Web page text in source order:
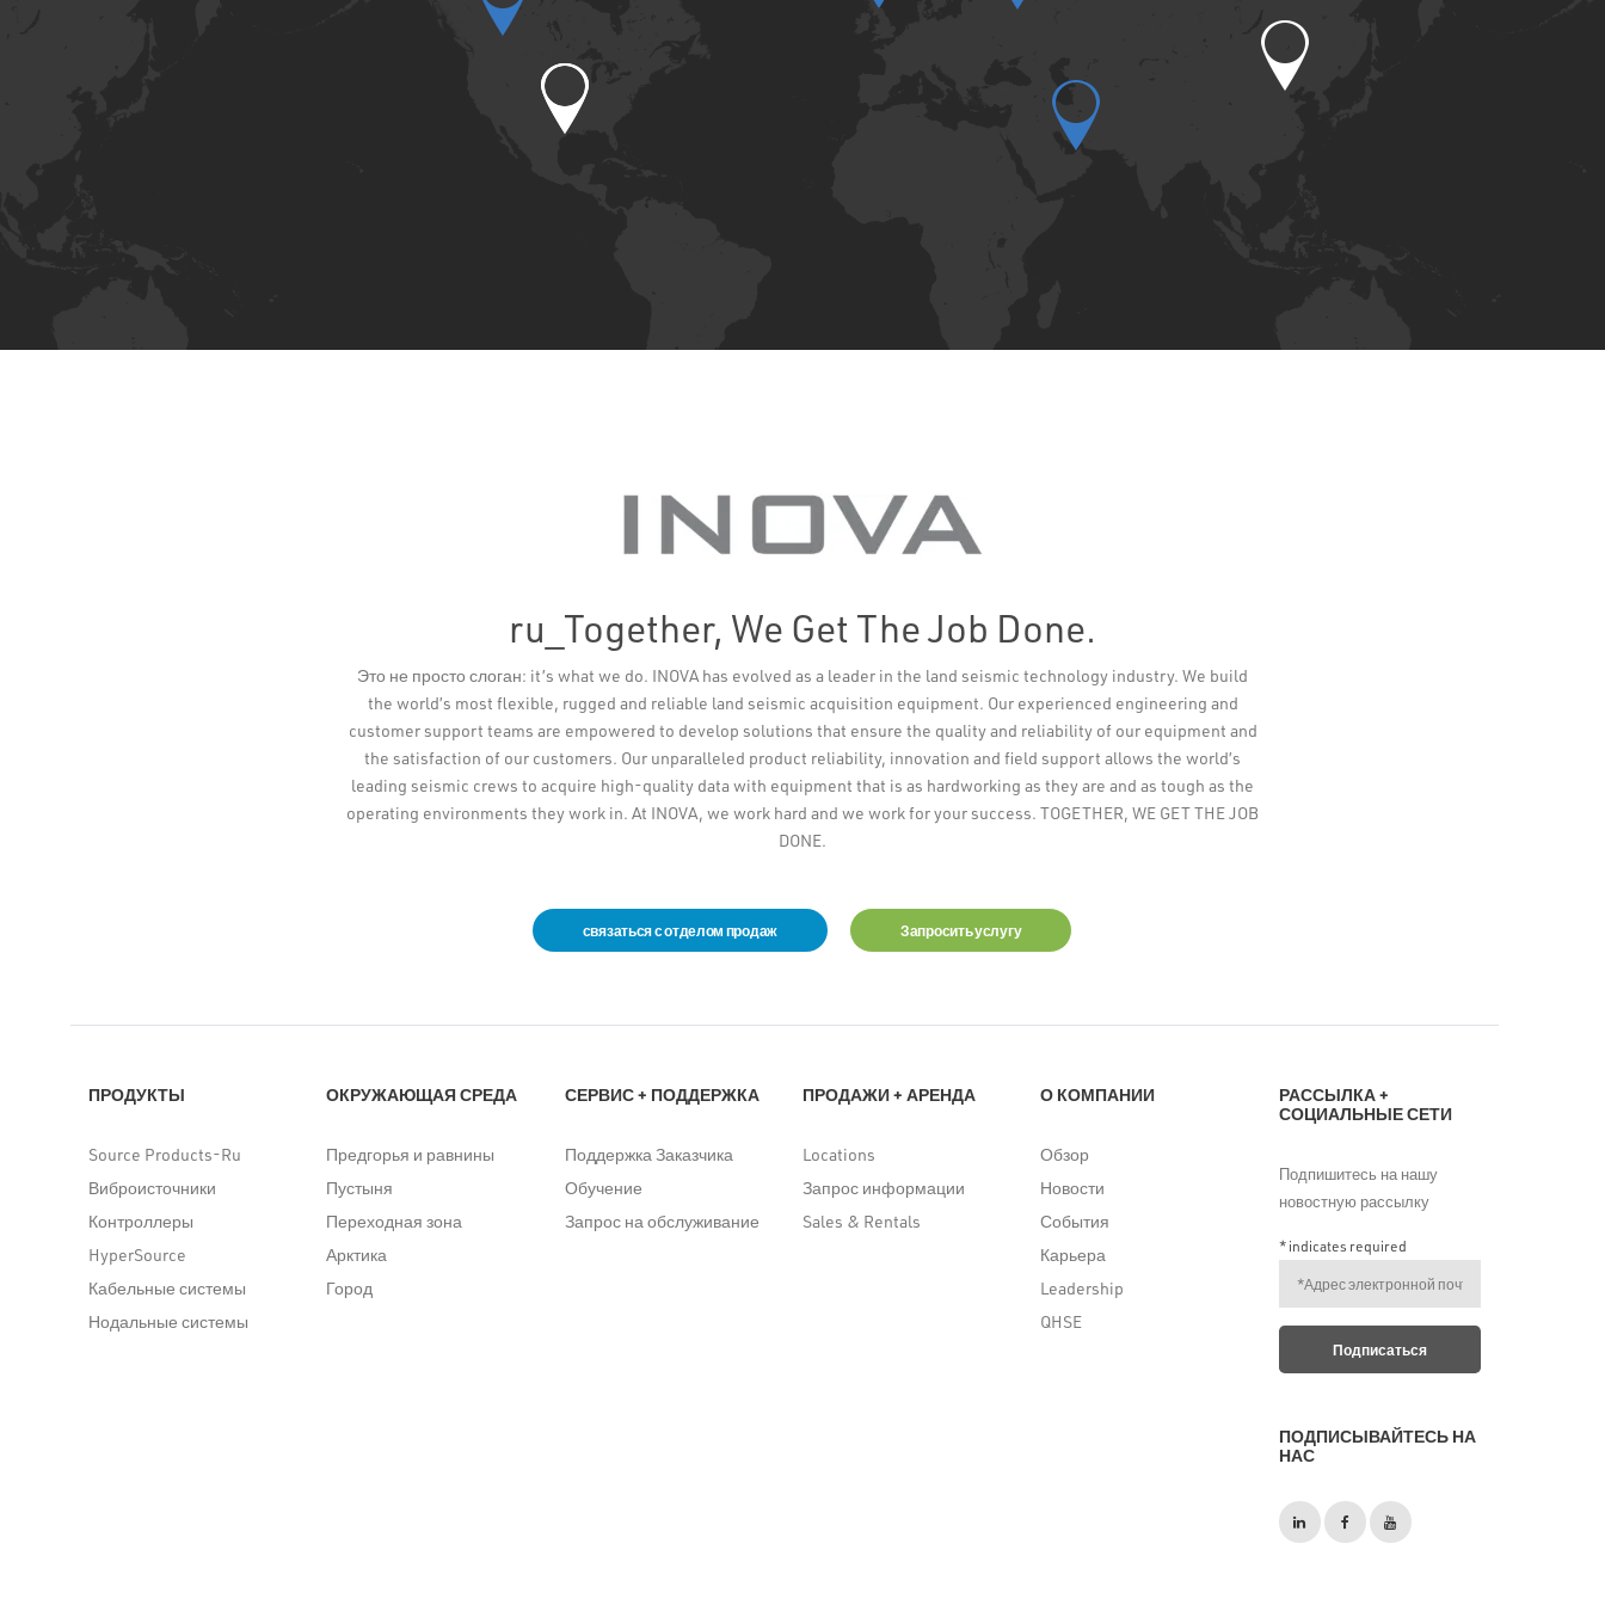
ru_Together, We Get The Job Done.
Это не просто слоган: it’s what we do. INOVA has evolved as a leader in the land seismic technology industry. We build
the world’s most flexible, rugged and reliable land seismic acquisition equipment. Our experienced engineering and
customer support teams are empowered to develop solutions that ensure the quality and reliability of our equipment and
the satisfaction of our customers. Our unparalleled product reliability, innovation and field support allows the world’s
leading seismic crews to acquire high-quality data with equipment that is as hardworking as they are and as tough as the
operating environments they work in. At INOVA, we work hard and we work for your success. TOGETHER, WE GET THE JOB
DONE.
связаться с отделом продаж Запросить услугу
ПРОДУКТЫ
Source Products-Ru
Виброисточники
Контроллеры
HyperSource
Кабельные системы
Нодальные системы
ОКРУЖАЮЩАЯ СРЕДА
Предгорья и равнины
Пустыня
Переходная зона
Арктика
Город
СЕРВИС + ПОДДЕРЖКА
Поддержка Заказчика
Обучение
Запрос на обслуживание
ПРОДАЖИ + АРЕНДА
Locations
Запрос информации
Sales & Rentals
О КОМПАНИИ
Обзор
Новости
События
Карьера
Leadership
QHSE
РАССЫЛКА +
СОЦИАЛЬНЫЕ СЕТИ
Подпишитесь на нашу
новостную рассылку
*indicates required
ПОДПИСЫВАЙТЕСЬ НА
НАС